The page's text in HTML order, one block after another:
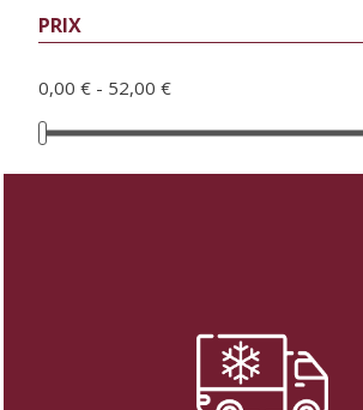
2 à 4 personnes
PRIX
0,00 € - 52,00 €